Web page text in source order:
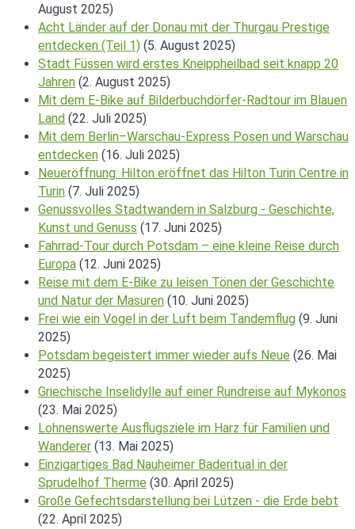
August 2025)
Acht Länder auf der Donau mit der Thurgau Prestige
entdecken (Teil 1) (5. August 2025)
Stadt Füssen wird erstes Kneippheilbad seit knapp 20
Jahren (2. August 2025)
Mit dem E-Bike auf Bilderbuchdörfer-Radtour im Blauen
Land (22. Juli 2025)
Mit dem Berlin–Warschau-Express Posen und Warschau
entdecken (16. Juli 2025)
Neueröffnung: Hilton eröffnet das Hilton Turin Centre in
Turin (7. Juli 2025)
Genussvolles Stadtwandern in Salzburg - Geschichte,
Kunst und Genuss (17. Juni 2025)
Fahrrad-Tour durch Potsdam – eine kleine Reise durch
Europa (12. Juni 2025)
Reise mit dem E-Bike zu leisen Tönen der Geschichte
und Natur der Masuren (10. Juni 2025)
Frei wie ein Vogel in der Luft beim Tandemflug (9. Juni
2025)
Potsdam begeistert immer wieder aufs Neue (26. Mai
2025)
Griechische Inselidylle auf einer Rundreise auf Mykonos
(23. Mai 2025)
Lohnenswerte Ausflugsziele im Harz für Familien und
Wanderer (13. Mai 2025)
Einzigartiges Bad Nauheimer Baderitual in der
Sprudelhof Therme (30. April 2025)
Große Gefechtsdarstellung bei Lützen - die Erde bebt
(22. April 2025)